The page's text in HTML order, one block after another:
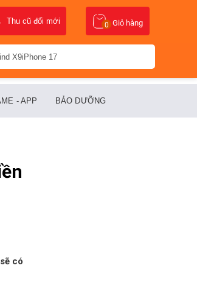
Giỏ hàng
0
Thu cũ đổi mới
X9iPhone 17
- APP BẢO DƯỠNG
có